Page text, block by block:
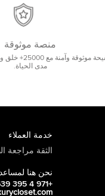
منصة موثوقة
صفيحة موثوقة
مدى الحياة.
خدمة العملاء
الثقة مراجعة
نحن هنا
+971 4 395 5639